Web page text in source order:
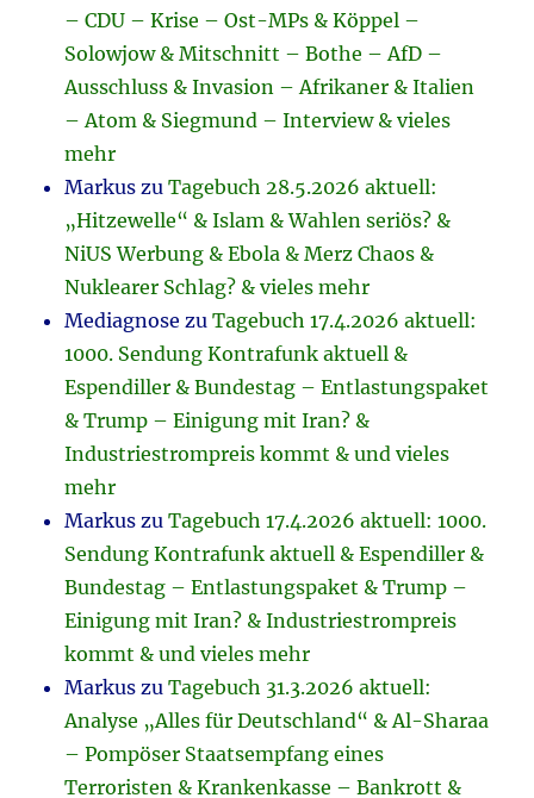
– CDU – Krise – Ost-MPs & Köppel –
Solowjow & Mitschnitt – Bothe – AfD –
Ausschluss & Invasion – Afrikaner & Italien
– Atom & Siegmund – Interview & vieles
mehr
Markus zuTagebuch 28.5.2026 aktuell:
„Hitzewelle“ & Islam & Wahlen seriös? &
NiUS Werbung & Ebola & Merz Chaos &
Nuklearer Schlag? & vieles mehr
Mediagnose zuTagebuch 17.4.2026 aktuell:
1000. Sendung Kontrafunk aktuell &
Espendiller & Bundestag – Entlastungspaket
& Trump – Einigung mit Iran? &
Industriestrompreis kommt & und vieles
mehr
Markus zuTagebuch 17.4.2026 aktuell: 1000.
Sendung Kontrafunk aktuell & Espendiller &
Bundestag – Entlastungspaket & Trump –
Einigung mit Iran? & Industriestrompreis
kommt & und vieles mehr
Markus zuTagebuch 31.3.2026 aktuell:
Analyse „Alles für Deutschland“ & Al-Sharaa
– Pompöser Staatsempfang eines
Terroristen & Krankenkasse – Bankrott &